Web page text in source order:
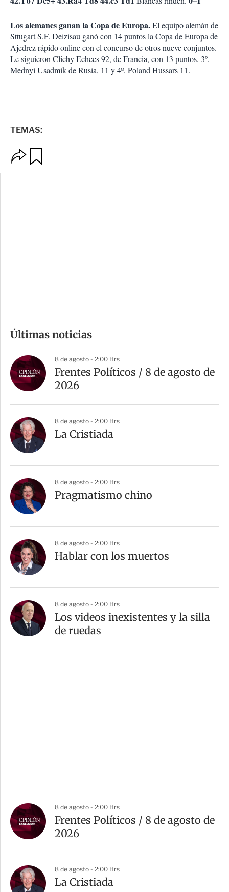
Los alemanes ganan la Copa de Europa.El equipo alemán de
Sttugart S.F. Deizisau ganó con 14 puntos la Copa de Europa de
Ajedrez rápido online con el concurso de otros nueve conjuntos.
Le siguieron Clichy Echecs 92, de Francia, con 13 puntos. 3º.
Mednyi Usadmik de Rusia, 11 y 4º. Poland Hussars 11.
TEMAS:
p
p
a
r
t
Últimas noticias
8 de agosto - 2:00 Hrs
Frentes Políticos / 8 de agosto de
2026
8 de agosto - 2:00 Hrs
La Cristiada
8 de agosto - 2:00 Hrs
Pragmatismo chino
8 de agosto - 2:00 Hrs
Hablar con los muertos
8 de agosto - 2:00 Hrs
Los videos inexistentes y la silla
de ruedas
8 de agosto - 2:00 Hrs
Frentes Políticos / 8 de agosto de
2026
8 de agosto - 2:00 Hrs
La Cristiada